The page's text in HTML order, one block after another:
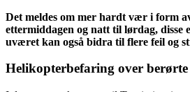
Det meldes om mer hardt vær i form
ettermiddagen og natt til lørdag, disse
uværet kan også bidra til flere feil og
Helikopterbefaring over